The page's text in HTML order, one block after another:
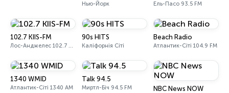
Нью-Йорк Ель-Пасо 93.5 FM
102.7 KIIS-FM
Лос-Анджелес 102.7 FM
90s HITS
Каліфорнія Сіті
Beach Radio
Атлантик-Сіті 104.9 FM
1340 WMID
Атлантик-Сіті 1340 AM
Talk 94.5
Миртл-Біч 94.5 FM NBC News NOW